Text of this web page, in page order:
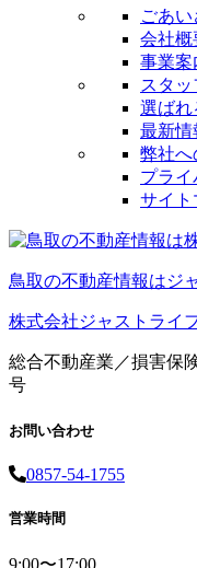
ごあい
会社概
事業案
スタ
選ばれ
最新情
弊社へ
プライ
サイト
鳥取の不動産情報はジ
株式会社ジャストライ
総合不動産業／損害保
号
お問い合わせ
0857-54-1755
営業時間
9:00〜17:00